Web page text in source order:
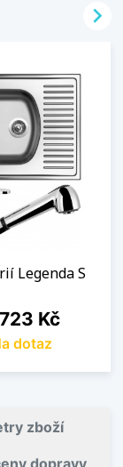
Legenda S
Kč
dotaz

zboží
dopravy